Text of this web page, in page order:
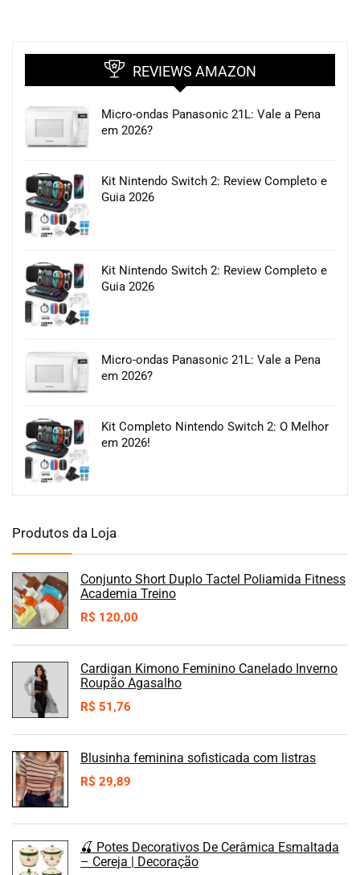
REVIEWS AMAZON
Micro-ondas Panasonic 21L: Vale a Pena
em 2026?
Kit Nintendo Switch 2: Review Completo e
Guia 2026
Kit Nintendo Switch 2: Review Completo e
Guia 2026
Micro-ondas Panasonic 21L: Vale a Pena
em 2026?
Kit Completo Nintendo Switch 2: O Melhor
em 2026!
Produtos da Loja
Conjunto Short Duplo Tactel Poliamida Fitness
Academia Treino
R$ 120,00
Cardigan Kimono Feminino Canelado Inverno
Roupão Agasalho
R$ 51,76
Blusinha feminina sofisticada com listras
R$ 29,89
🍒 Potes Decorativos De Cerâmica Esmaltada
– Cereja | Decoração